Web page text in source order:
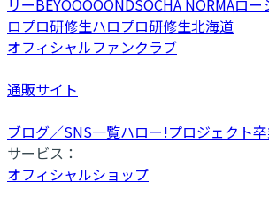
ロプロ研修生ハロプロ研修生北海道
オフィシャルファンクラブ
通販サイト
ブログ／SNS一覧ハロー!プロジェクト
サービス：
オフィシャルショップ